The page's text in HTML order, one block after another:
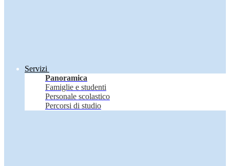
Servizi
Panoramica
Famiglie e studenti
Personale scolastico
Percorsi di studio